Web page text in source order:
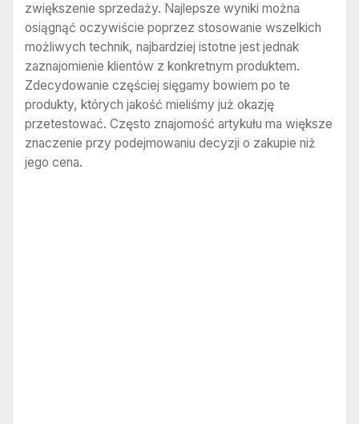
zwiększenie sprzedaży. Najlepsze wyniki można
osiągnąć oczywiście poprzez stosowanie wszelkich
możliwych technik, najbardziej istotne jest jednak
zaznajomienie klientów z konkretnym produktem.
Zdecydowanie częściej sięgamy bowiem po te
produkty, których jakość mieliśmy już okazję
przetestować. Często znajomość artykułu ma większe
znaczenie przy podejmowaniu decyzji o zakupie niż
jego cena.